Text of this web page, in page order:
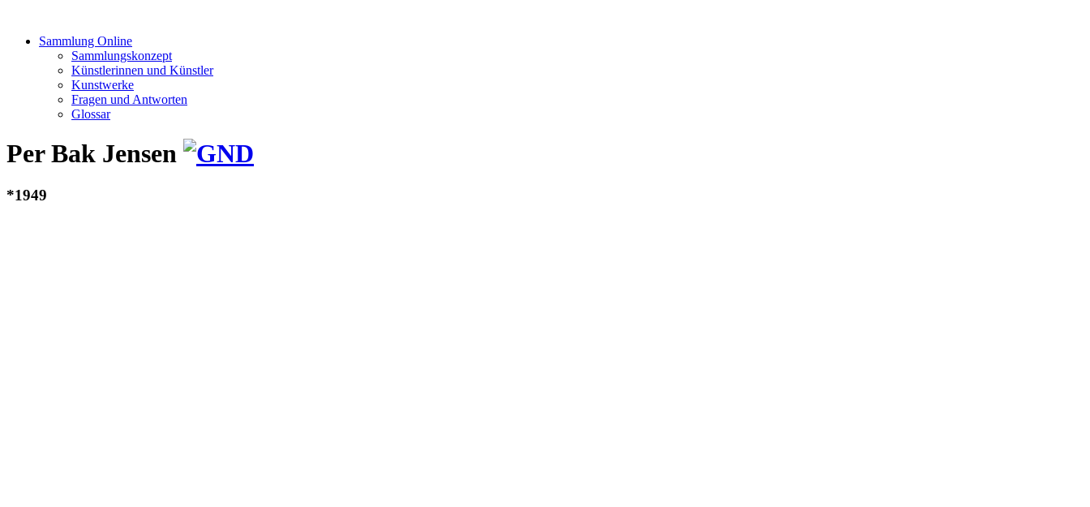
Sammlung Online
Sammlungskonzept
Künstlerinnen und Künstler
Kunstwerke
Fragen und Antworten
Glossar
Per Bak Jensen
*1949